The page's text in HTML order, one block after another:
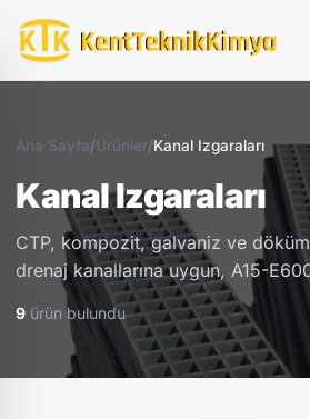
Ana Sayfa/Ürünler/Kanal Izgaraları
Kanal Izgaraları
CTP, kompozit, galvaniz ve
drenaj kanallarına uygun, A15-
9 ürün bulundu